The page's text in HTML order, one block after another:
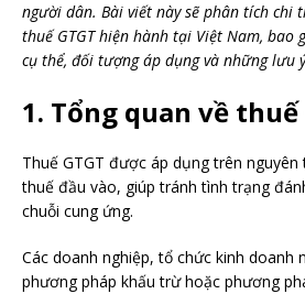
người dân. Bài viết này sẽ phân tích chi
thuế GTGT hiện hành tại Việt Nam, bao
cụ thể, đối tượng áp dụng và những lưu
1. Tổng quan về thuế
Thuế GTGT được áp dụng trên
thuế đầu vào, giúp tránh tình trạng
chuỗi cung ứng.
Các doanh nghiệp, tổ chức kinh doanh
phương pháp khấu trừ hoặc phương